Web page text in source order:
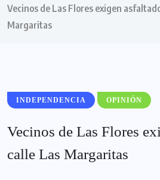
Vecinos de Las Flores exigen
Margaritas
INDEPENDENCIA OPINIÓN
Vecinos de Las Flores
calle Las Margaritas